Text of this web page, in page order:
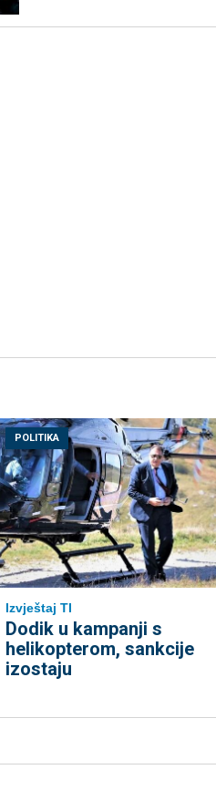
POLITIKA
Izvještaj TI
Dodik u kampanji s
helikopterom, sankcije
izostaju